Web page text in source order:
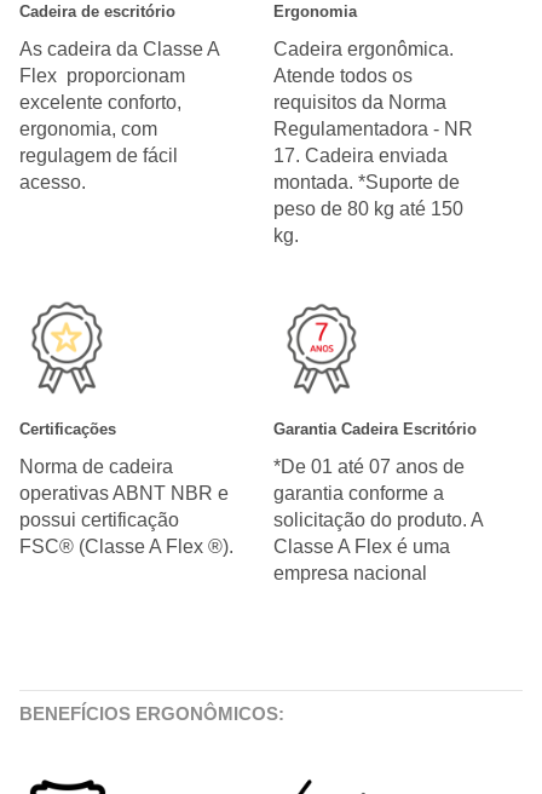
Cadeira de escritório
As cadeira da Classe A
Flex proporcionam
excelente conforto,
ergonomia, com
regulagem de fácil
acesso.
Ergonomia
Cadeira ergonômica.
Atende todos os
requisitos da Norma
Regulamentadora - NR
17. Cadeira enviada
montada. *Suporte de
peso de 80 kg até 150
kg.
Certificações
Norma de cadeira
operativas ABNT NBR e
possui certificação
FSC® (Classe A Flex ®).
Garantia Cadeira Escritório
*De 01 até 07 anos de
garantia conforme a
solicitação do produto. A
Classe A Flex é uma
empresa nacional
BENEFÍCIOS ERGONÔMICOS: